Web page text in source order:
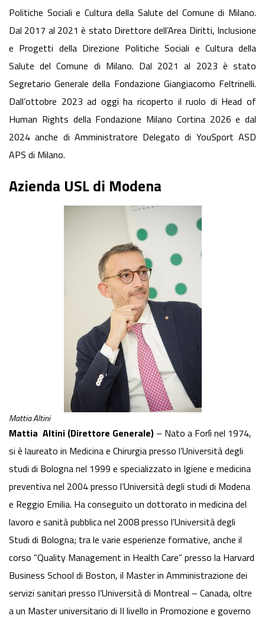
Politiche Sociali e Cultura della Salute del Comune di Milano.
Dal 2017 al 2021 è stato Direttore dell’Area Diritti, Inclusione
e Progetti della Direzione Politiche Sociali e Cultura della
Salute del Comune di Milano. Dal 2021 al 2023 è stato
Segretario Generale della Fondazione Giangiacomo Feltrinelli.
Dall’ottobre 2023 ad oggi ha ricoperto il ruolo di Head of
Human Rights della Fondazione Milano Cortina 2026 e dal
2024 anche di Amministratore Delegato di YouSport ASD
APS di Milano.
Azienda USL di Modena
Mattia Altini
Mattia Altini (Direttore Generale) – Nato a Forlì nel 1974,
si è laureato in Medicina e Chirurgia presso l’Università degli
studi di Bologna nel 1999 e specializzato in Igiene e medicina
preventiva nel 2004 presso l’Università degli studi di Modena
e Reggio Emilia. Ha conseguito un dottorato in medicina del
lavoro e sanità pubblica nel 2008 presso l’Università degli
Studi di Bologna; tra le varie esperienze formative, anche il
corso “Quality Management in Health Care” presso la Harvard
Business School di Boston, il Master in Amministrazione dei
servizi sanitari presso l’Università di Montreal – Canada, oltre
a un Master universitario di II livello in Promozione e governo